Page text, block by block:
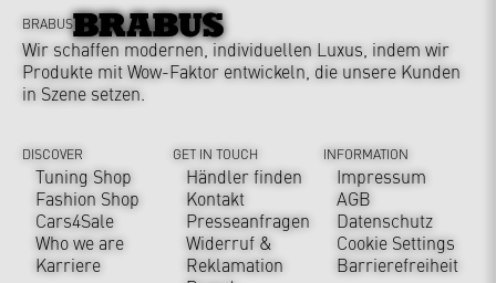
BRABUS
Wir schaffen modernen, individuellen Luxus, indem wir
Produkte mit Wow-Faktor entwickeln, die unsere Kunden
in Szene setzen.
DISCOVER
Tuning Shop
Fashion Shop
Cars4Sale
Who we are
Karriere
GET IN TOUCH
Händler finden
Kontakt
Presseanfragen
Widerruf &
Reklamation
INFORMATION
Impressum
AGB
Datenschutz
Cookie Settings
Barrierefreiheit